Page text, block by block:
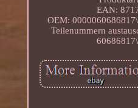
EAN:
OEM:
Teilenummern